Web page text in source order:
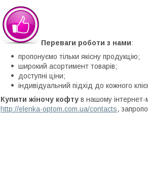
Переваги роботи з нами:
пропонуємо тільки якісну продукцію;
широкий асортимент товарів;
доступні ціни;
індивідуальний підхід до кожного
Купити жіночу кофту в нашому
http://elenka-optom.com.ua/contacts,